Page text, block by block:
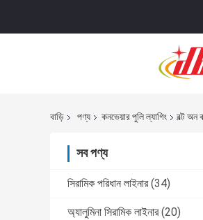
বাড়ি পণ্য কনভেয়ার পুলি ল্যাগিং বল্ট অন
সব পণ্য
সিরামিক পরিধান লাইনার (34)
অ্যালুমিনা সিরামিক লাইনার (20)